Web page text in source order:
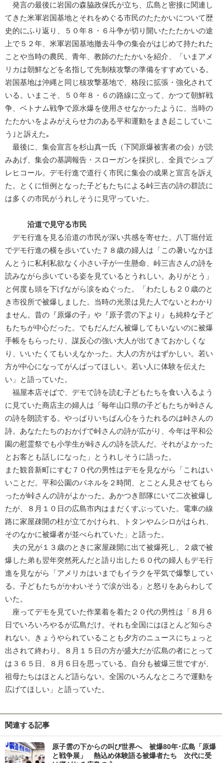
発言の最後に岩国の森脇政保氏が立ち、広島と密接に関連し
てきた米軍岩国基地とそれをめぐる市民のたたかいについて歴
史的にふり返り、５０年８・６斗争が切り開いたたたかいの途
上で５２年、米軍岩国基地撤去斗争の集会がはじめて持たれた
ことや当時の農民、青年、教師のたたかいを紹介、「いまアメ
リカは朝鮮などを名指して先制核攻撃の準備をすすめている。
岩国基地は沖縄と同じ核攻撃基地で、格段に拡張・強化されて
いる。いまこそ、５０年８・６の路線に立って、かつて朝鮮戦
争、ベトナム戦争で原水爆を使用させなかったように、当時の
たたかいをよみがえらせ力のある平和運動をまき起こしていこ
う｣と訴えた｡
最後に、集会宣言を杉山真一氏（下関原爆被害者の会）が読
みあげ、集会の基調報告・スローガンを採択し、全員でシュプ
レヒコール。デモ行進で道行く市民に集会の成果と宣言を訴え
た。とくに恒例となった子どもたちによる峠三吉の詩の群読に
は多くの市民がうれしそうに見守っていた。
沿道で見守る市民
デモ行進を見る沿道の市民が深い共感を寄せた。八丁堀付近
でデモ行進の横を歩いていた７８歳の婦人は「この暑いなかほ
んとうに私利私欲なく小さい子が一生懸命、峠三吉さんの詩を
読みながら歩いている姿を見ているとうれしい。ありがとう」
と何度も頭を下げながら涙をぬぐった。「わたしも２０歳のと
き市役所で被爆しました。当時の光景は見た人でないとわかり
ません。昔の『原爆の子』や『原子雲の下より』も純粋な子ど
もたちが中心だった。でもだんだん被爆してもいないのに被爆
手帳をもらったり、謀反心の強い大人が出てきておかしくな
り、いいたくてもいえなかった。大人の方がはずかしい。若い
方が中心になってがんばってほしい。若い人に体験を伝えた
い」と語っていた。
福屋本店そばで、デモで詩を読む子どもたちを食い入るよう
に見ていた商店主の婦人は「毎年山口県の子どもたちが峠さん
の詩を朗読する。やっぱりいちばん心をうたれるのは峠さんの
詩。あなたたちのおかげで峠さんの詩が広がり、今年は平和公
園の慰霊祭でも小学生が峠さんの詩を読んだ。それがよかった
とお客とも話しになった」とうれしそうに語った。
また観音新町にすむ７０代の男性はデモを見ながら「これはい
いことだ。平和公園のパネルを２時間、とことん見させてもら
ったが峠さんの詩がよかった。あかつき部隊にいて二次被爆し
たが、８月１０日の広島市内はまだくすぶっていた。電車の線
路に家屋疎開の柱が立てかけられ、トタンやムシロがはられ、
そのなかに被爆者が並べられていた」と語った。
夫の兄が１３歳のときに家屋疎開に出て被爆死し、２歳で被
爆した弟も翌年突然死んだと語り出した６０代の婦人もデモ行
進を見ながら「アメリカはいまでもイラクを平気で爆撃してい
る。子どもたちがかわいそうで涙が出る」と怒りをあらわして
いた。
座ってデモを見ていた作業着を着た２０代の男性は「８月６
日でいろいろやるが広島だけ。それも全国にはほとんど知らさ
れない。きょうやられていることも夕方のニュースにちょっと
出されて終わり。８月１５日の方が盛大だが広島の者にとって
は３６５日、８月６日を思っている。自分も被爆三世ですが、
祖母たちはほとんど語らない。全国のいろんなところで運動を
広げてほしい」と語っていた。
関連する記事
原子雲の下からの叫び世界へ 被爆80年･広島「原爆
と戦争展」 熱込め体験語る被爆者たち 次代に受